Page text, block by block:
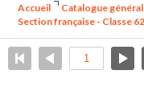
élévé
Accueil Catalogue général
Section française - Classe